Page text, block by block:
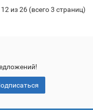
из 26 (всего 3 страниц)